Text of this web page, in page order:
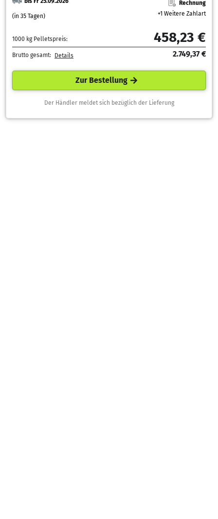
(in 35 Tagen)
Rechnung
+1 Weitere Zahlart
1000 kg Pelletspreis: 458,23 €
Brutto gesamt: Details 2.749,37 €
Zur Bestellung
Der Händler meldet sich bezüglich der Lieferung